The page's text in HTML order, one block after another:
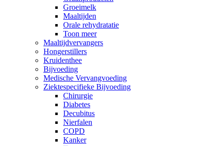
Groeimelk
Maaltijden
Orale rehydratatie
Toon meer
Maaltijdvervangers
Hongerstillers
Kruidenthee
Bijvoeding
Medische Vervangvoeding
Ziektespecifieke Bijvoeding
Chirurgie
Diabetes
Decubitus
Nierfalen
COPD
Kanker